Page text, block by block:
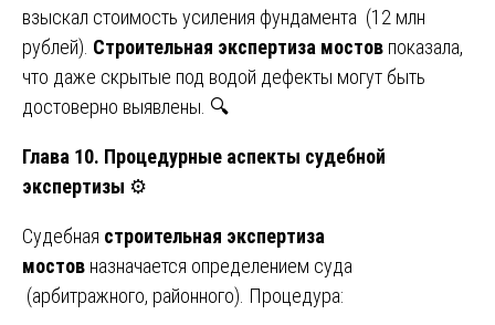
взыскал стоимость усиления фундамента (12 млн
рублей). Строительная экспертиза мостов показала,
что даже скрытые под водой дефекты могут быть
достоверно выявлены. 🔍
Глава 10. Процедурные аспекты судебной
экспертизы ⚙️
Судебная строительная экспертиза
мостов назначается определением суда
(арбитражного, районного). Процедура: